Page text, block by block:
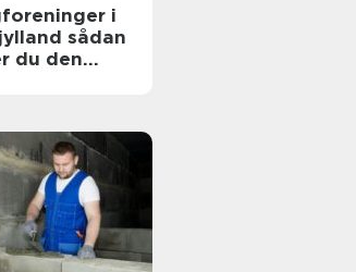
i
sådan
du den